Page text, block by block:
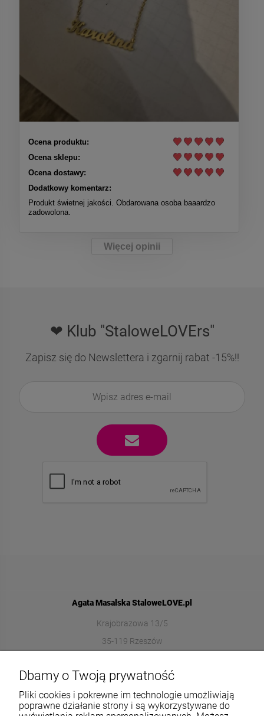
Ocena produktu:
Ocena sklepu:
Ocena dostawy:
Dodatkowy komentarz:
Produkt świetnej jakości. Obdarowana osoba baaardzo
zadowolona.
Więcej opinii
❤ Klub "StaloweLOVErs"
Zapisz się do Newslettera i zgarnij rabat -15%!!
Agata Masalska StaloweLOVE.pl
Krajobrazowa 13/5
35-119 Rzeszów
572989669
Dbamy o Twoją prywatność
Pliki cookies i pokrewne im technologie umożliwiają
poprawne działanie strony i są wykorzystywane do